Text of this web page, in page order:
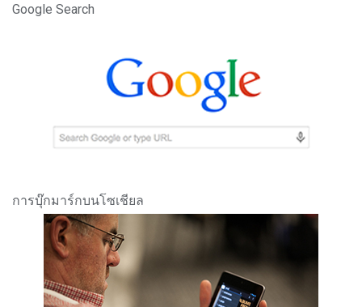
Google Search
การบุ๊กมาร์กบนโซเชียล